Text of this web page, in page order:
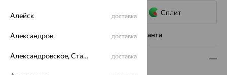
Сплит
Нужна помощь консультанта
Описание
Алейск доставка
Александров доставка
Александровское, Ставропольский край доставка